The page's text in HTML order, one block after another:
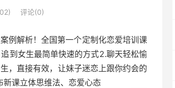
评论(0)
例解析！全国第一个定制化恋爱培训课
到女生最简单快速的方式2.聊天轻松愉
，直接有效，让妹子迷恋上跟你约会的
课立体思维法、恋爱心态